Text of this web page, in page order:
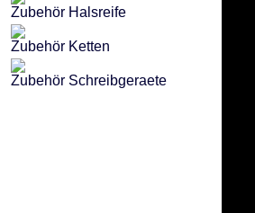
Zubehör Halsreife
Zubehör Ketten
Zubehör Schreibgeraete